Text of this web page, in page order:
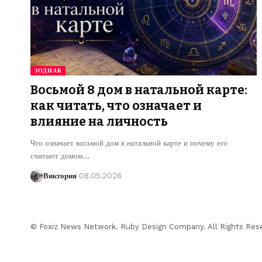
ЗОДИАК
Восьмой 8 дом в натальной карте:
как читать, что означает и
влияние на личность
Что означает восьмой дом в натальной карте и почему его
считают домом…
Виктория 08.05.2026
© Foxiz News Network. Ruby Design Company. All Rights